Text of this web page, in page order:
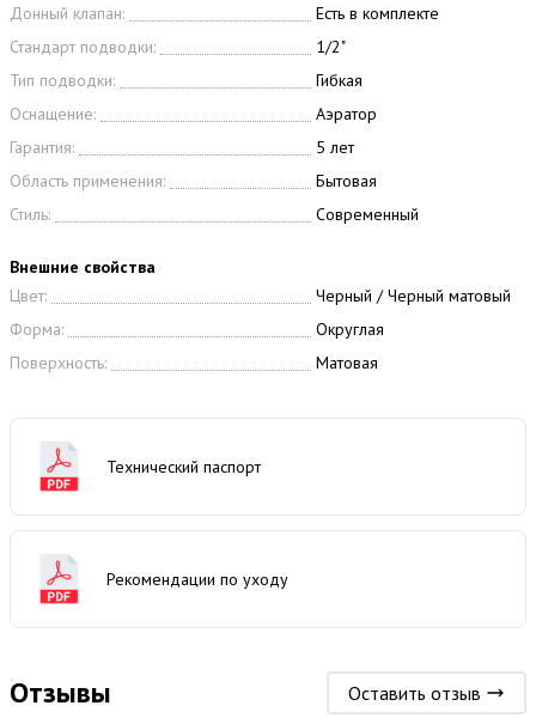
Донный клапан:
Есть в комплекте
Стандарт подводки:
1/2"
Тип подводки:
Гибкая
Оснащение:
Аэратор
Гарантия:
5 лет
Область применения:
Бытовая
Стиль:
Современный
Внешние свойства
Цвет:
Черный / Черный матовый
Форма:
Округлая
Поверхность:
Матовая
Технический паспорт
Рекомендации по уходу
Отзывы Оставить отзыв